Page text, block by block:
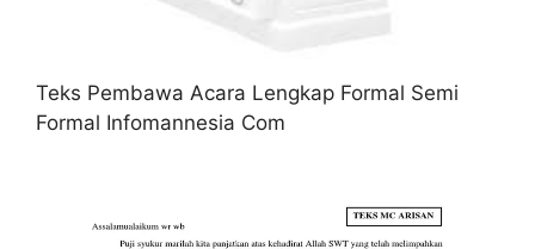
Teks Pembawa Acara Lengkap Formal Semi
Formal Infomannesia Com